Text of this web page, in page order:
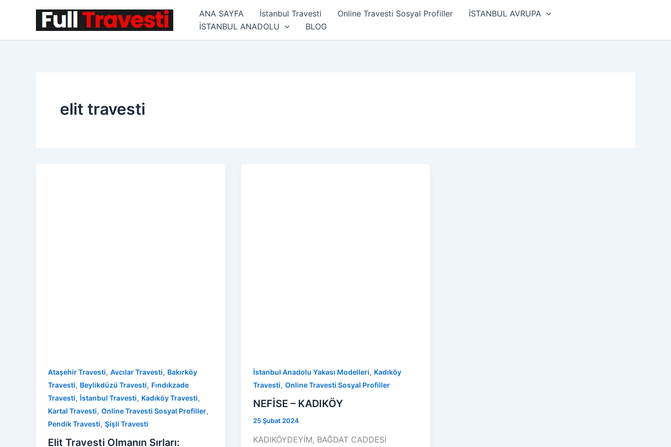
ANA SAYFA İstanbul Travesti Online Travesti Sosyal Profiller
İSTANBUL AVRUPA
İSTANBUL ANADOLU
BLOG
elit travesti
Ataşehir Travesti, Avcılar Travesti, Bakırköy
Travesti, Beylikdüzü Travesti, Fındıkzade
Travesti, İstanbul Travesti, Kadıköy Travesti,
Kartal Travesti, Online Travesti Sosyal Profiller,
Pendik Travesti, Şişli Travesti
Elit Travesti Olmanın Sırları:
İstanbul Anadolu Yakası Modelleri, Kadıköy
Travesti, Online Travesti Sosyal Profiller
NEFİSE – KADIKÖY
25 Şubat 2024
KADIKÖYDEYİM, BAĞDAT CADDESİ